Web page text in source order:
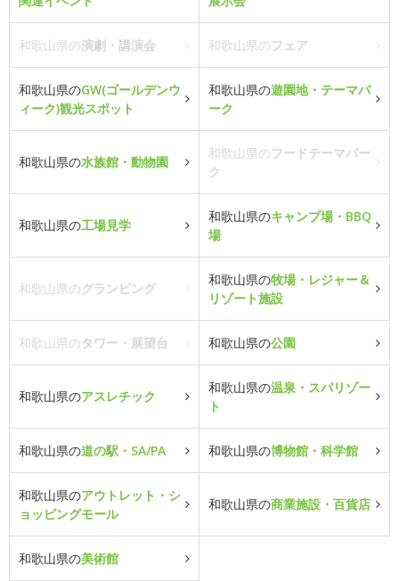
和歌山県の演劇・講演会 和歌山県のフェア
和歌山県のGW(ゴールデンウ
ィーク)観光スポット
和歌山県の遊園地・テーマパ
ーク
和歌山県の水族館・動物園
和歌山県のフードテーマパー
ク
和歌山県の工場見学
和歌山県のキャンプ場・BBQ
場
和歌山県のグランピング
和歌山県の牧場・レジャー＆
リゾート施設
和歌山県のタワー・展望台 和歌山県の公園
和歌山県のアスレチック
和歌山県の温泉・スパリゾー
ト
和歌山県の道の駅・SA/PA 和歌山県の博物館・科学館
和歌山県のアウトレット・シ
ョッピングモール
和歌山県の商業施設・百貨店
和歌山県の美術館